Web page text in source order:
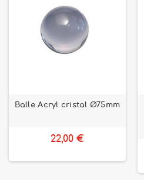
Balle Acryl cristal Ø75mm
22,00 €